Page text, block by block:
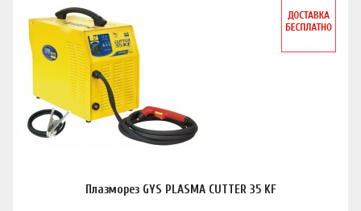
Плазморез GYS PLASMA CUTTER 35 KF